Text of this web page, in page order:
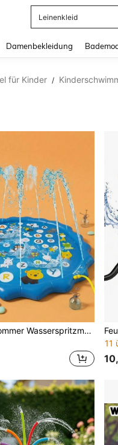
Sommertops
Damenbekleidung
für Kinder /
Bestseller Sommer Wasserspritzmatte, Meeres-Tier-Sprinkler Spielmatte, verdickte PVC Outdoor Wasserspielzeug, große Rasenspritzmatte, lustiges Wasserspiel für Kinder und Familie, ideal für Hinterhof, Garten & Poolparty
11